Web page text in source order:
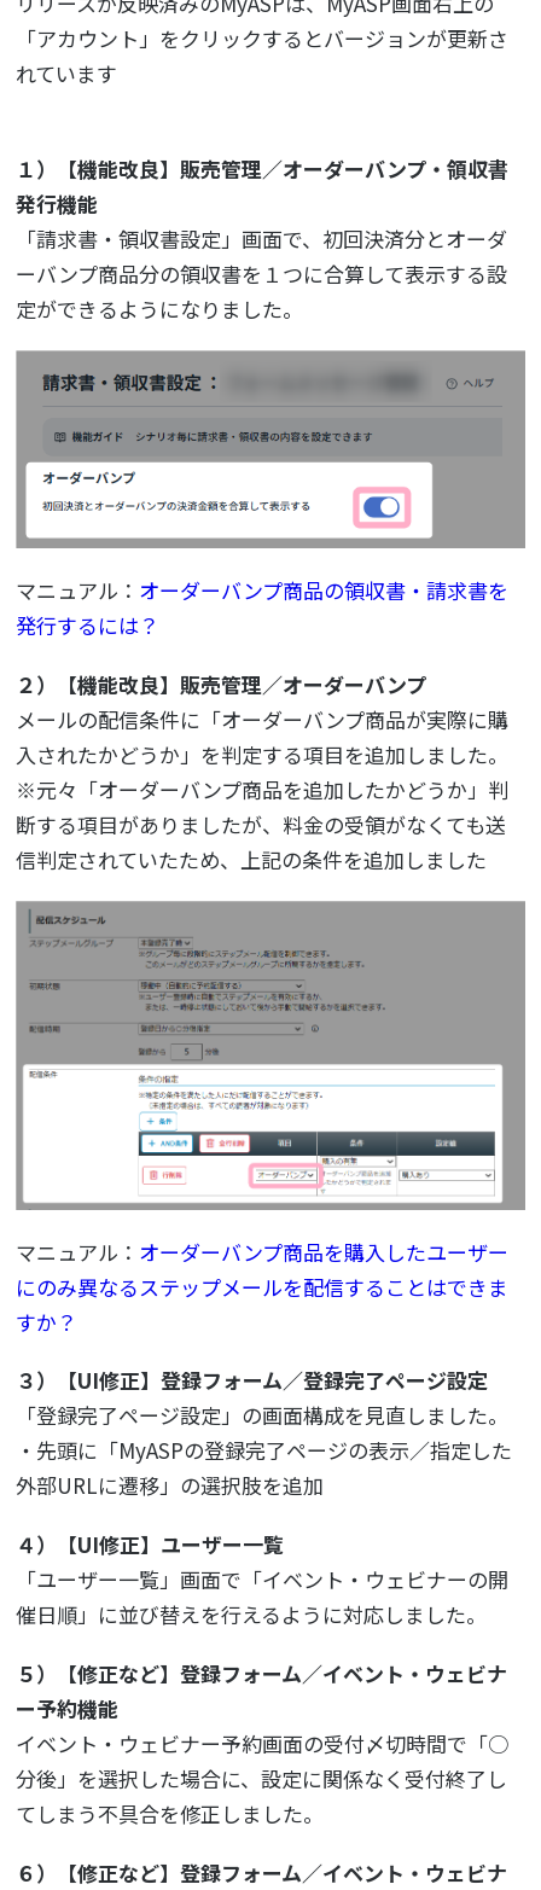
「アカウント」をクリックするとバージョンが更新さ
れています
１）【機能改良】販売管理／オーダーバンプ・領収書
発行機能
「請求書・領収書設定」画面で、初回決済分とオーダ
ーバンプ商品分の領収書を１つに合算して表示する設
定ができるようになりました。
マニュアル： オーダーバンプ商品の領収書・請求書を
発行するには？
２）【機能改良】販売管理／オーダーバンプ
メールの配信条件に「オーダーバンプ商品が実際に購
入されたかどうか」を判定する項目を追加しました。
※元々「オーダーバンプ商品を追加したかどうか」判
断する項目がありましたが、料金の受領がなくても送
信判定されていたため、上記の条件を追加しました
マニュアル： オーダーバンプ商品を購入したユーザー
にのみ異なるステップメールを配信することはできま
すか？
３）【UI修正】登録フォーム／登録完了ページ設定
「登録完了ページ設定」の画面構成を見直しました。
・先頭に「MyASPの登録完了ページの表示／指定した
外部URLに遷移」の選択肢を追加
４）【UI修正】ユーザー一覧
「ユーザー一覧」画面で「イベント・ウェビナーの開
催日順」に並び替えを行えるように対応しました。
５）【修正など】登録フォーム／イベント・ウェビナ
ー予約機能
イベント・ウェビナー予約画面の受付〆切時間で「○
分後」を選択した場合に、設定に関係なく受付終了し
てしまう不具合を修正しました。
６）【修正など】登録フォーム／イベント・ウェビナ